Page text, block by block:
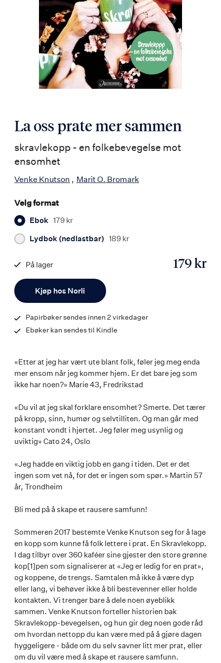
La oss prate mer sammen
skravlekopp - en folkebevegelse mot
ensomhet
Venke Knutson Marit O. Bromark
Velg format
Ebok 179 kr
Lydbok (nedlastbar) 189 kr
Kjøp hos Norli
179 kr
På lager
9788203267734
Papirbøker sendes innen 2 virkedager
Ebøker kan sendes til Kindle
«Etter at jeg har vært ute blant folk, føler jeg meg enda
mer ensom når jeg kommer hjem. Er det bare jeg som
ikke har noen?» Marie 43, Fredrikstad
«Du vil at jeg skal forklare ensomhet? Smerte. Det tærer
på kropp, sinn, humør og selvtilliten. Og man går med
konstant vondt i hjertet. Jeg føler meg usynlig og
uviktig» Cato 24, Oslo
«Jeg hadde en viktig jobb en gang i tiden. Det er det
ingen som vet nå, for det er ingen som spør.» Martin 57
år, Trondheim
Bli med på å skape et rausere samfunn!
Sommeren 2017 bestemte Venke Knutson seg for å lage
en kopp som kunne få folk lettere i prat. En Skravlekopp.
I dag tilbyr over 360 kaféer sine gjester den store grønne
kop[1]pen som signaliserer at «Jeg er ledig for en prat»,
og koppene, de trengs. Samtalen må ikke å være dyp
eller lang, vi behøver ikke å bli bestevenner eller holde
kontakten. Vi trenger bare å dele noen øyeblikk
sammen. Venke Knutson forteller historien bak
Skravlekopp-bevegelsen, og hun gir deg noen gode råd
om hvordan nettopp du kan være med på å gjøre dagen
hyggeligere - både om du selv savner litt mer prat, eller
om du vil være med å skape et rausere samfunn.